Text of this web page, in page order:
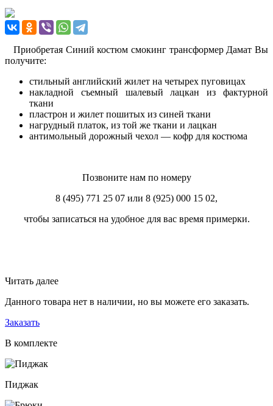
Приобретая Синий костюм смокинг трансформер Дамат Вы
получите:
стильный английский жилет на четырех пуговицах
накладной съемный шалевый лацкан из фактурной
ткани
пластрон и жилет пошитых из синей ткани
нагрудный платок, из той же ткани и лацкан
антимольный дорожный чехол — кофр для костюма
Позвоните нам по номеру
8 (495) 771 25 07 или 8 (925) 000 15 02,
чтобы записаться на удобное для вас время примерки.
Читать далее
Данного товара нет в наличии, но вы можете его заказать.
Заказать
В комплекте
Пиджак